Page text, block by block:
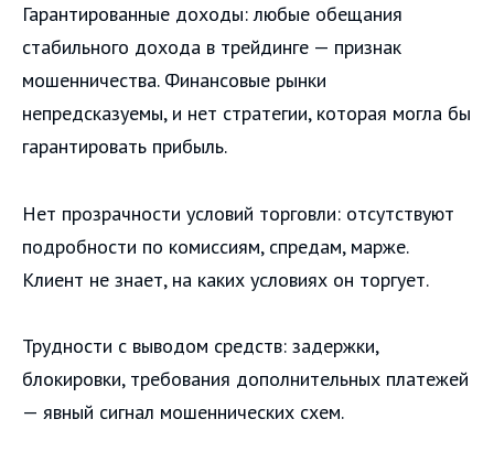
Гарантированные доходы: любые обещания
стабильного дохода в трейдинге — признак
мошенничества. Финансовые рынки
непредсказуемы, и нет стратегии, которая могла бы
гарантировать прибыль.
Нет прозрачности условий торговли: отсутствуют
подробности по комиссиям, спредам, марже.
Клиент не знает, на каких условиях он торгует.
Трудности с выводом средств: задержки,
блокировки, требования дополнительных платежей
— явный сигнал мошеннических схем.